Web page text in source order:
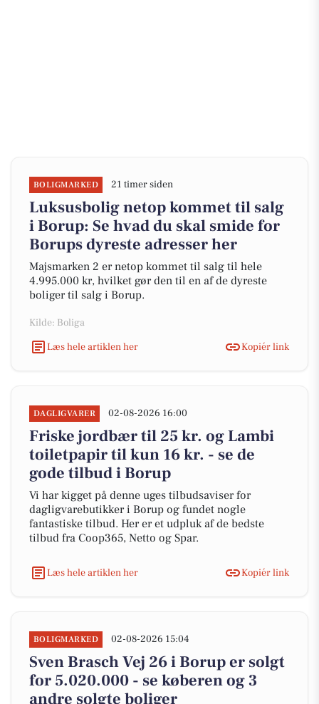
BOLIGMARKED 21 timer siden
Luksusbolig netop kommet til salg
i Borup: Se hvad du skal smide for
Borups dyreste adresser her
Majsmarken 2 er netop kommet til salg til hele
4.995.000 kr, hvilket gør den til en af de dyreste
boliger til salg i Borup.
Kilde: Boliga
Læs hele artiklen her
Kopiér link
DAGLIGVARER 02-08-2026 16:00
Friske jordbær til 25 kr. og Lambi
toiletpapir til kun 16 kr. - se de
gode tilbud i Borup
Vi har kigget på denne uges tilbudsaviser for
dagligvarebutikker i Borup og fundet nogle
fantastiske tilbud. Her er et udpluk af de bedste
tilbud fra Coop365, Netto og Spar.
Læs hele artiklen her Kopiér link
BOLIGMARKED 02-08-2026 15:04
Sven Brasch Vej 26 i Borup er solgt
for 5.020.000 - se køberen og 3
andre solgte boliger